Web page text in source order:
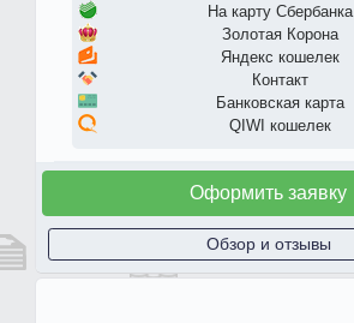
На карту Сбербанка
Золотая Корона
Яндекс кошелек
Контакт
Банковская карта
QIWI кошелек
Оформить заявку
Обзор и отзывы